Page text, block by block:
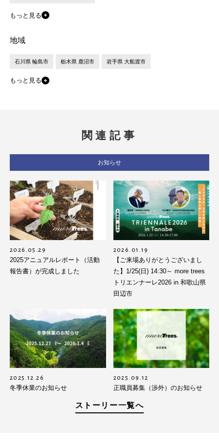
もっと見る
地域
石川県 輪島市 栃木県 鹿沼市 岩手県 大船渡市
もっと見る
関連記事
お知らせ
2026.05.29
2025アニュアルレポート（活動
報告書）が完成しました
2026.01.19
【ご来場ありがとうございまし
た】1/25(日) 14:30～ more trees
トリエンナーレ2026 in 和歌山県
田辺市
2025.12.26
冬季休業のお知らせ
2025.09.12
正職員募集（渉外）のお知らせ
ストーリー一覧へ